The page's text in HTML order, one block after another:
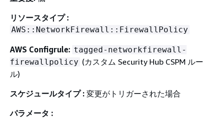
リソースタイプ :
AWS::NetworkFirewall::FirewallPolicy
AWS Configrule: tagged-networkfirewall-
firewallpolicy (カスタム Security Hub CSPM ルー
ル)
スケジュールタイプ : 変更がトリガーされた場合
パラメータ :